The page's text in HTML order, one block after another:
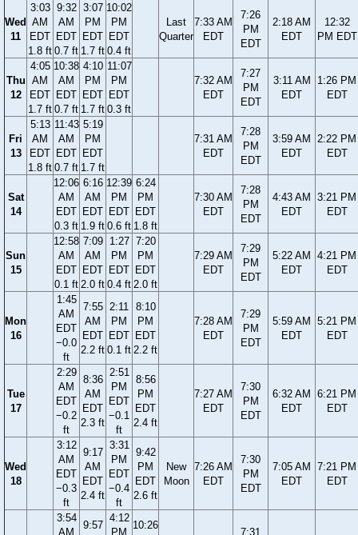
Wed
11
3:03
AM
EDT
1.8 ft
9:32
AM
EDT
0.7 ft
3:07
PM
EDT
1.7 ft
10:02
PM
EDT
0.4 ft
Last
Quarter
7:33 AM
EDT
7:26
PM
EDT
2:18 AM
EDT
12:32
PM EDT
Thu
12
4:05
AM
EDT
1.7 ft
10:38
AM
EDT
0.7 ft
4:10
PM
EDT
1.7 ft
11:07
PM
EDT
0.3 ft
7:32 AM
EDT
7:27
PM
EDT
3:11 AM
EDT
1:26 PM
EDT
Fri
13
5:13
AM
EDT
1.8 ft
11:43
AM
EDT
0.7 ft
5:19
PM
EDT
1.7 ft
7:31 AM
EDT
7:28
PM
EDT
3:59 AM
EDT
2:22 PM
EDT
Sat
14
12:06
AM
EDT
0.3 ft
6:16
AM
EDT
1.9 ft
12:39
PM
EDT
0.6 ft
6:24
PM
EDT
1.8 ft
7:30 AM
EDT
7:28
PM
EDT
4:43 AM
EDT
3:21 PM
EDT
Sun
15
12:58
AM
EDT
0.1 ft
7:09
AM
EDT
2.0 ft
1:27
PM
EDT
0.4 ft
7:20
PM
EDT
2.0 ft
7:29 AM
EDT
7:29
PM
EDT
5:22 AM
EDT
4:21 PM
EDT
Mon
16
1:45
AM
EDT
−0.0
ft
7:55
AM
EDT
2.2 ft
2:11
PM
EDT
0.1 ft
8:10
PM
EDT
2.2 ft
7:28 AM
EDT
7:29
PM
EDT
5:59 AM
EDT
5:21 PM
EDT
Tue
17
2:29
AM
EDT
−0.2
ft
8:36
AM
EDT
2.3 ft
2:51
PM
EDT
−0.1
ft
8:56
PM
EDT
2.4 ft
7:27 AM
EDT
7:30
PM
EDT
6:32 AM
EDT
6:21 PM
EDT
Wed
18
3:12
AM
EDT
−0.3
ft
9:17
AM
EDT
2.4 ft
3:31
PM
EDT
−0.4
ft
9:42
PM
EDT
2.6 ft
New
Moon
7:26 AM
EDT
7:30
PM
EDT
7:05 AM
EDT
7:21 PM
EDT
3:54
AM
9:57
4:12
PM
10:26
7:31